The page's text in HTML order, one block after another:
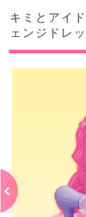
キミとアイ
ェンジドレ